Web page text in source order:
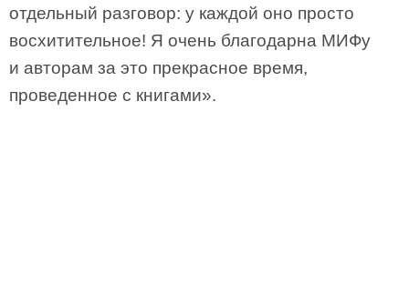
отдельный разговор: у каждой оно просто
восхитительное! Я очень благодарна МИФу
и авторам за это прекрасное время,
проведенное с книгами».